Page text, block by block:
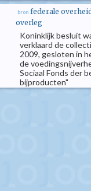
bron federale
overleg
Koninklijk besluit
verklaard de
2009, gesloten in
de
Sociaal Fonds der
bijproducten"